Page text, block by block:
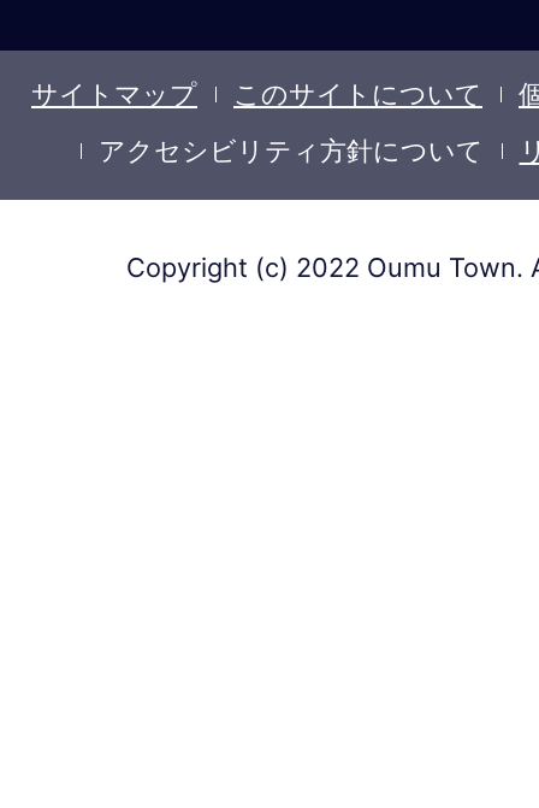
サイトマップ このサイトについて
アクセシビリティ方針について
Copyright (c) 2022 Oumu Town.